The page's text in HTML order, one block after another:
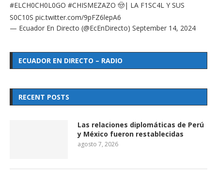
#ELCH0CH0L0GO #CHISMEZAZO 🤠| LA F1SC4L Y SUS
S0C10S pic.twitter.com/9pFZ6lepA6
— Ecuador En Directo (@EcEnDirecto) September 14, 2024
ECUADOR EN DIRECTO – RADIO
RECENT POSTS
Las relaciones diplomáticas de Perú
y México fueron restablecidas
agosto 7, 2026